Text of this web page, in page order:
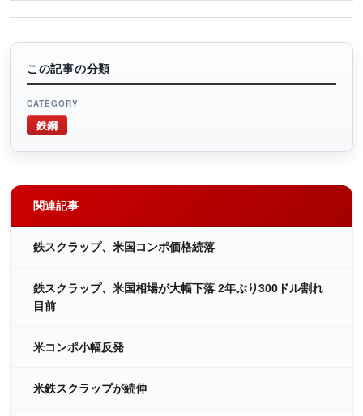
この記事の分類
CATEGORY
鉄鋼
関連記事
鉄スクラップ、米国コンポ価格続落
鉄スクラップ、米国相場が大幅下落 2年ぶり300ドル割れ
目前
米コンポ小幅反発
米鉄スクラップが続伸